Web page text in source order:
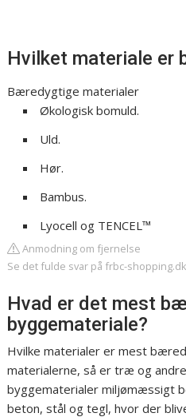
Hvilket materiale er
Bæredygtige materialer
Økologisk bomuld.
Uld.
Hør.
Bambus.
Lyocell og TENCEL™
Anmodning om fjernelse
Se det fulde svar på frbc-shopping.dk
Hvad er det mest
byggemateriale?
Hvilke materialer er mest
materialerne, så er træ og
byggematerialer miljømæssigt
beton, stål og tegl, hvor der